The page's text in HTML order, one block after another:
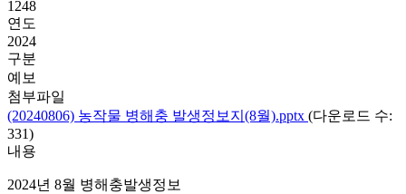
1248
연도
2024
구분
예보
첨부파일
(20240806) 농작물 병해충 발생정보지(8월).pptx (다운로드 수:
331)
내용
2024년 8월 병해충발생정보